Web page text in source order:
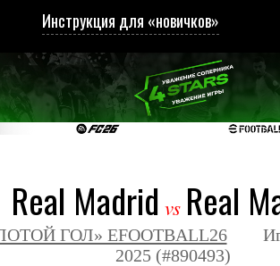
Инструкция для «новичков»
Real Madrid vs Real
ГОЛ» EFOOTBALL26Игра
2025 (#890493)